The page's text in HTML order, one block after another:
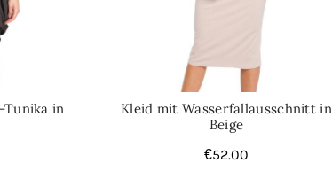
Tunika in
Kleid mit Wasserfallausschnitt in
Beige
€52.00